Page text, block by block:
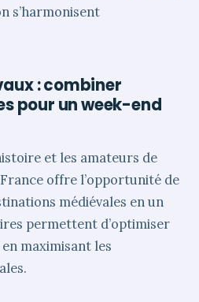
s’harmonisent
: combiner
pour un week-end
et les amateurs de
offre l’opportunité de
médiévales en un
permettent d’optimiser
maximisant les